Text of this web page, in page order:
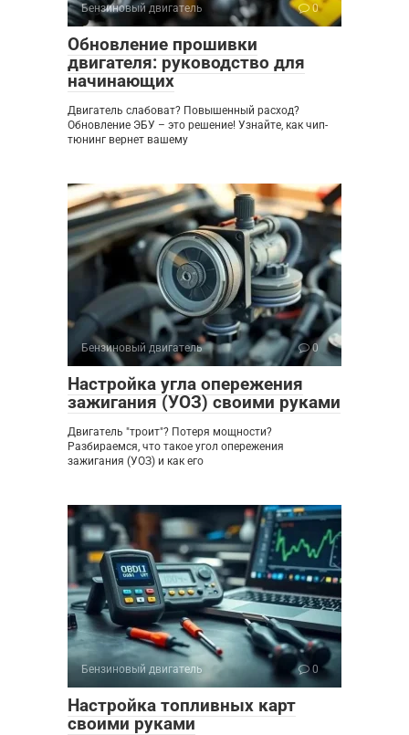
Бензиновый двигатель 0
Обновление прошивки
двигателя: руководство для
начинающих
Двигатель слабоват? Повышенный расход?
Обновление ЭБУ – это решение! Узнайте, как чип-
тюнинг вернет вашему
Бензиновый двигатель 0
Настройка угла опережения
зажигания (УОЗ) своими руками
Двигатель "троит"? Потеря мощности?
Разбираемся, что такое угол опережения
зажигания (УОЗ) и как его
Бензиновый двигатель 0
Настройка топливных карт
своими руками